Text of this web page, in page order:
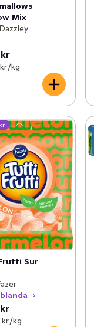
Mix
/kg
Sur
/kg